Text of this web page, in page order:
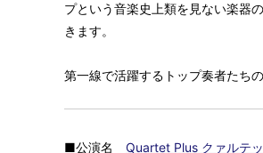
プという音楽史上類を見ない楽器
きます。
第一線で活躍するトップ奏者たち
■公演名 Quartet Plus クァルテ